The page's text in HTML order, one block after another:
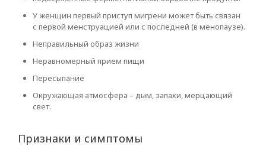
У женщин первый приступ мигрени может быть связан
с первой менструацией или с последней (в менопаузе).
Неправильный образ жизни
Неравномерный прием пищи
Пересыпание
Окружающая атмосфера – дым, запахи, мерцающий
свет.
Признаки и симптомы